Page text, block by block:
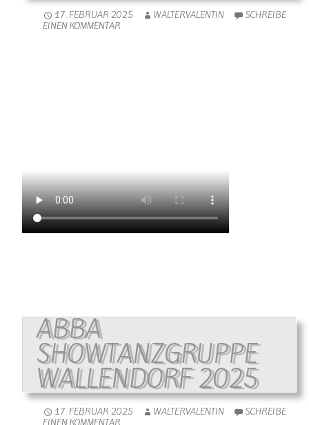
17. FEBRUAR 2025 WALTERVALENTIN
SCHREIBE
EINEN KOMMENTAR
ABBA
SHOWTANZGRUPPE
WALLENDORF 2025
17. FEBRUAR 2025 WALTERVALENTIN
SCHREIBE
EINEN KOMMENTAR